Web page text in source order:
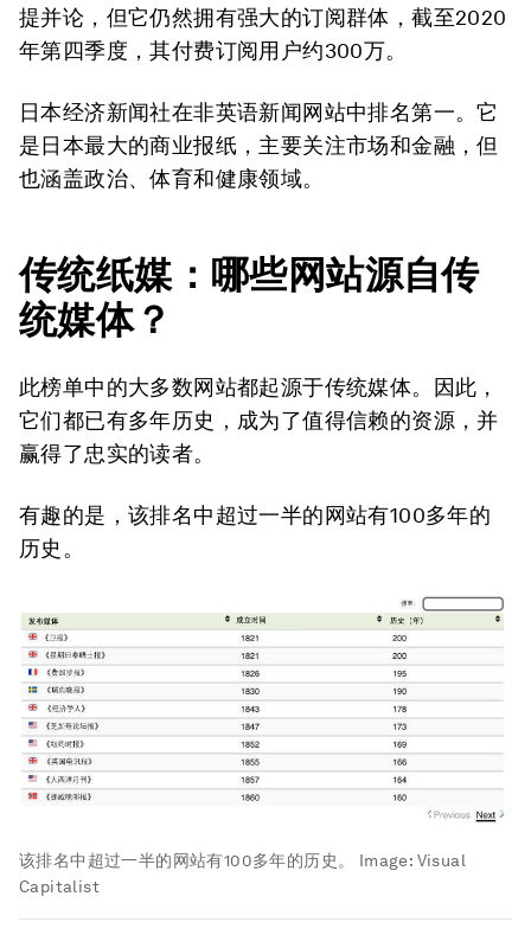
提并论，但它仍然拥有强大的订阅群体，截至2020
年第四季度，其付费订阅用户约300万。
日本经济新闻社在非英语新闻网站中排名第一。它
是日本最大的商业报纸，主要关注市场和金融，但
也涵盖政治、体育和健康领域。
传统纸媒：哪些网站源自传
统媒体？
此榜单中的大多数网站都起源于传统媒体。因此，
它们都已有多年历史，成为了值得信赖的资源，并
赢得了忠实的读者。
有趣的是，该排名中超过一半的网站有100多年的
历史。
该排名中超过一半的网站有100多年的历史。 Image: Visual
Capitalist